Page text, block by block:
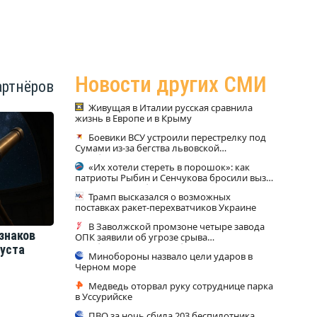
Новости других СМИ
Живущая в Италии русская сравнила
жизнь в Европе и в Крыму
Боевики ВСУ устроили перестрелку под
Сумами из-за бегства львовской
теробороны
«Их хотели стереть в порошок»: как
патриоты Рыбин и Сенчукова бросили вызов
«гнилому шоу-бизу»
Трамп высказался о возможных
поставках ракет-перехватчиков Украине
В Заволжской промзоне четыре завода
ОПК заявили об угрозе срыва
гособоронзаказа из-за блокировки проезда
Минобороны назвало цели ударов в
Черном море
Медведь оторвал руку сотруднице парка
в Уссурийске